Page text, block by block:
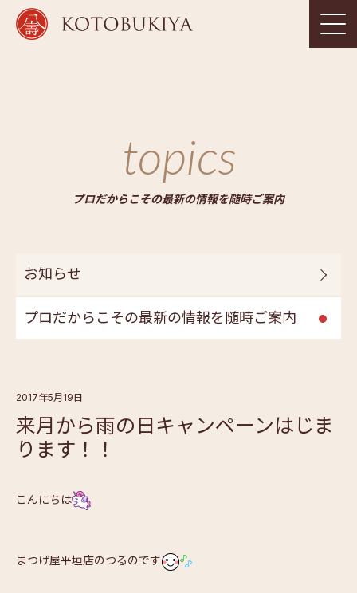
topics
プロだからこその最新の情報を随時ご案内
お知らせ
プロだからこその最新の情報を随時ご案内
2017年5月19日
来月から雨の日キャンペーンはじま
ります！！
こんにちは
まつげ屋平垣店のつるのです